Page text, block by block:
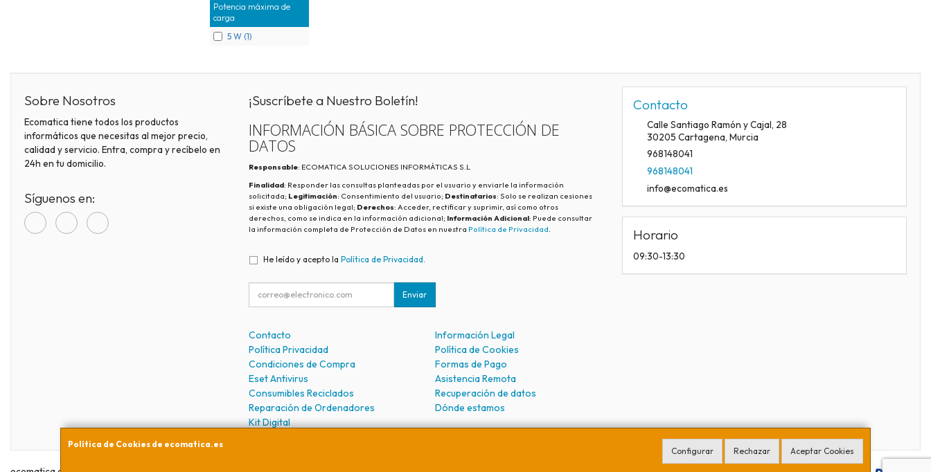
Potencia máxima de
carga
5 W (1)
Política de Cookies de ecomatica.es
Configurar Rechazar Aceptar Cookies
Sobre Nosotros
Ecomatica tiene todos los productos
informáticos que necesitas al mejor precio,
calidad y servicio. Entra, compra y recíbelo en
24h en tu domicilio.
Síguenos en:
¡Suscríbete a Nuestro Boletín!
INFORMACIÓN BÁSICA SOBRE PROTECCIÓN DE
DATOS
Responsable: ECOMATICA SOLUCIONES INFORMÁTICAS S.L
Finalidad: Responder las consultas planteadas por el usuario y enviarle la información
solicitada; Legitimación: Consentimiento del usuario; Destinatarios: Solo se realizan cesiones
si existe una obligación legal; Derechos: Acceder, rectificar y suprimir, así como otros
derechos, como se indica en la información adicional; Información Adicional: Puede consultar
la información completa de Protección de Datos en nuestra Política de Privacidad.
He leído y acepto la Política de Privacidad
Enviar
Contacto
Información Legal
Política Privacidad
Política de Cookies
Condiciones de Compra
Formas de Pago
Eset Antivirus
Asistencia Remota
Consumibles Reciclados
Recuperación de datos
Reparación de Ordenadores
Dónde estamos
Kit Digital
Contacto
Calle Santiago Ramón y Cajal, 28
30205 Cartagena, Murcia
968148041
968148041
info@ecomatica.es
Horario
09:30-13:30